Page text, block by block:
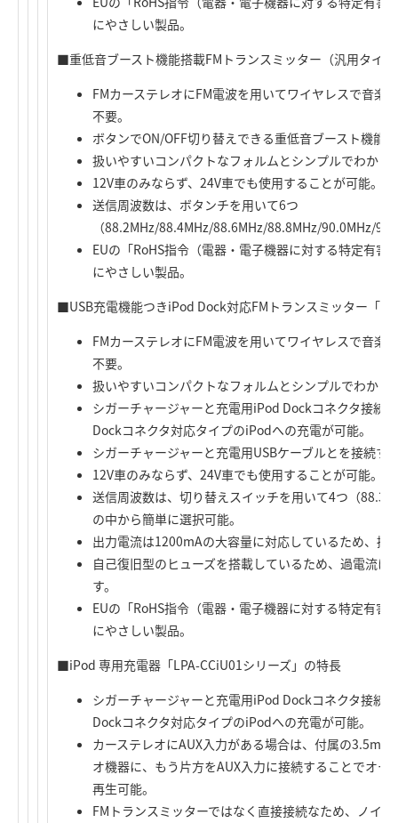
にやさしい製品。
■重低音ブースト機能搭載FMトランスミッター（汎用タイ
FMカーステレオにFM電波を用いてワイヤレスで音楽
不要。
ボタンでON/OFF切り替えできる重低音ブースト機能
扱いやすいコンパクトなフォルムとシンプルでわかり
12V車のみならず、24V車でも使用することが可能。
送信周波数は、ボタンチを用いて6つ
（88.2MHz/88.4MHz/88.6MHz/88.8MHz/90.0MHz/
EUの「RoHS指令（電器・電子機器に対する特定有害
にやさしい製品。
■USB充電機能つきiPod Dock対応FMトランスミッター「
FMカーステレオにFM電波を用いてワイヤレスで音楽
不要。
扱いやすいコンパクトなフォルムとシンプルでわかり
シガーチャージャーと充電用iPod Dockコネクタ接続
Dockコネクタ対応タイプのiPodへの充電が可能。
シガーチャージャーと充電用USBケーブルとを接続す
12V車のみならず、24V車でも使用することが可能。
送信周波数は、切り替えスイッチを用いて4つ（
の中から簡単に選択可能。
出力電流は1200mAの大容量に対応しているため、携
自己復旧型のヒューズを搭載しているため、過電流
す。
EUの「RoHS指令（電器・電子機器に対する特定有害
にやさしい製品。
■iPod 専用充電器「LPA-CCiU01シリーズ」の特長
シガーチャージャーと充電用iPod Dockコネクタ接続
Dockコネクタ対応タイプのiPodへの充電が可能。
カーステレオにAUX入力がある場合は、付属の
オ機器に、もう片方をAUX入力に接続することでオー
再生可能。
FMトランスミッターではなく直接接続なため、ノイ